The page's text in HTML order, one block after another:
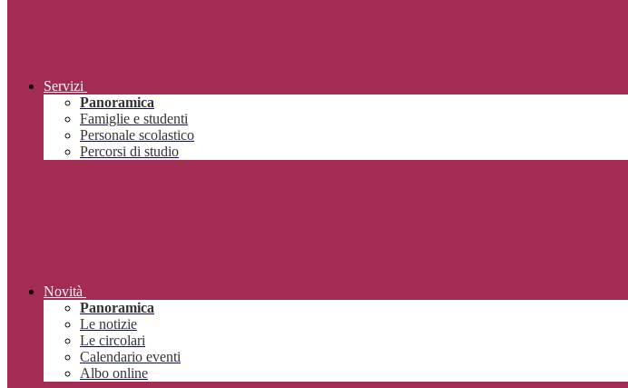
Servizi
Panoramica
Famiglie e studenti
Personale scolastico
Percorsi di studio
Novità
Panoramica
Le notizie
Le circolari
Calendario eventi
Albo online